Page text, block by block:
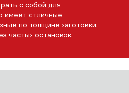
с собой для
имеет отличные
по толщине заготовки.
частых остановок.